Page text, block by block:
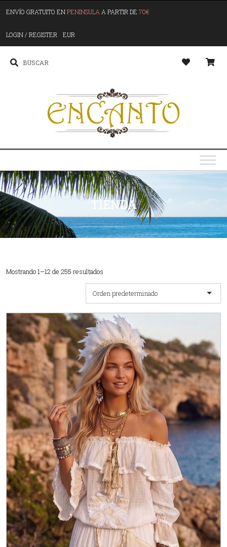
ENVÍO GRATUITO ENPENINSULA A PARTIR DE 70€
LOGIN / REGISTER EUR
TIENDA
Mostrando 1–12 de 255 resultados
Orden predeterminado